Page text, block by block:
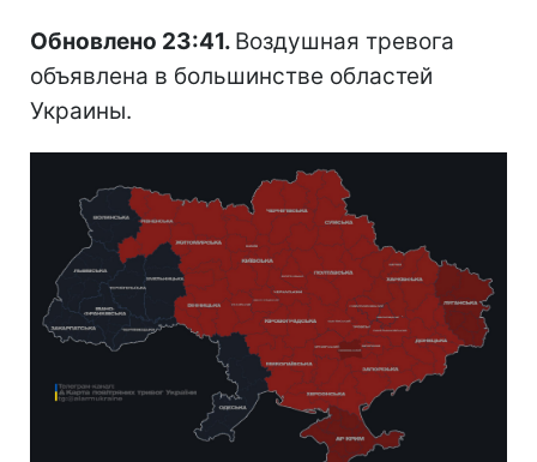
Обновлено 23:41. Воздушная тревога
объявлена в большинстве областей
Украины.